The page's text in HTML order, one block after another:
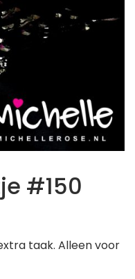
#150
taak. Alleen voor